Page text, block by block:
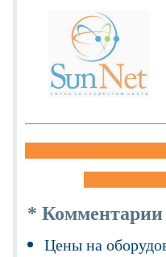
* Комментарии
Цены на